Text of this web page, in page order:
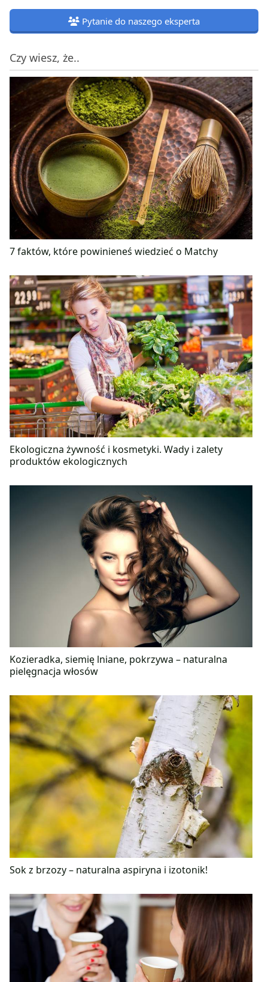
Pytanie do naszego eksperta
Czy wiesz, że..
7 faktów, które powinieneś wiedzieć o Matchy
Ekologiczna żywność i kosmetyki. Wady i zalety
produktów ekologicznych
Kozieradka, siemię lniane, pokrzywa – naturalna
pielęgnacja włosów
Sok z brzozy – naturalna aspiryna i izotonik!